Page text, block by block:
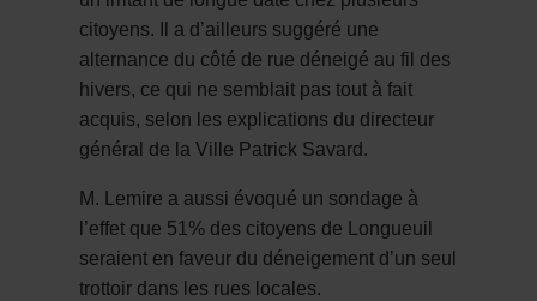
citoyens. Il a d’ailleurs suggéré une
alternance du côté de rue déneigé au fil des
hivers, ce qui ne semblait pas tout à fait
acquis, selon les explications du directeur
général de la Ville Patrick Savard.
M. Lemire a aussi évoqué un sondage à
l’effet que 51% des citoyens de Longueuil
seraient en faveur du déneigement d’un seul
trottoir dans les rues locales.